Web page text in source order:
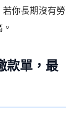
若你長期沒有勞
款單，最